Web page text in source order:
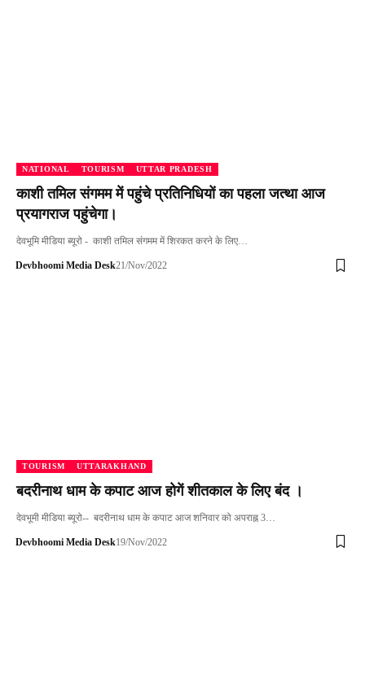
NATIONAL TOURISM UTTAR PRADESH
काशी तमिल संगमम में पहुंचे प्रतिनिधियों का पहला जत्था आज
प्रयागराज पहुंचेगा।
देवभूमि मीडिया ब्यूरो - काशी तमिल संगमम में शिरकत करने के लिए…
Devbhoomi Media Desk21/Nov/2022
TOURISM UTTARAKHAND
बदरीनाथ धाम के कपाट आज होगें शीतकाल के लिए बंद ।
देवभूमी मीडिया ब्यूरो-- बदरीनाथ धाम के कपाट आज शनिवार को अपराह्न 3…
Devbhoomi Media Desk19/Nov/2022